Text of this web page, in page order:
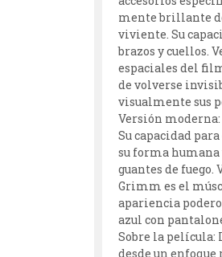
mente brillante
viviente. Su
brazos y cuellos.
espaciales del
de volverse
visualmente sus
Versión
Su capacidad
su forma
guantes de
Grimm es el
apariencia
azul con
Sobre la película:
desde un